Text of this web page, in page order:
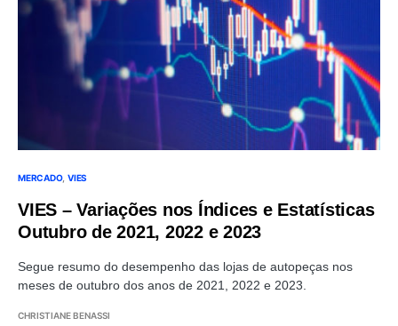
MERCADO VIES
VIES – Variações nos Índices e Estatísticas
Outubro de 2021, 2022 e 2023
Segue resumo do desempenho das lojas de autopeças nos
meses de outubro dos anos de 2021, 2022 e 2023.
CHRISTIANE BENASSI